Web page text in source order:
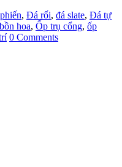
, Đá rối, đá slate, Đá tự
hoa, Ốp trụ cổng, ốp
0 Comments